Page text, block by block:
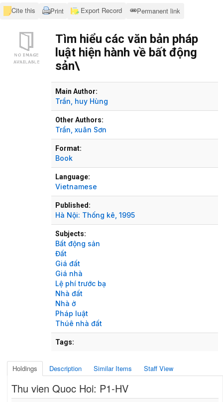
Cite this Print Export Record Permanent link
Tìm hiểu các văn bản pháp
luật hiện hành về bất động
sản\
Main Author:
Trần, huy Hùng
Other Authors:
Trần, xuân Sơn
Format:
Book
Language:
Vietnamese
Published:
Hà Nội: Thống kê, 1995
Subjects:
Bất động sản
Đất
Giá đất
Giá nhà
Lệ phí trước bạ
Nhà đất
Nhà ở
Pháp luật
Thúê nhà đất
Tags:
Holdings Description Similar Items Staff View
Thu vien Quoc Hoi: P1-HV